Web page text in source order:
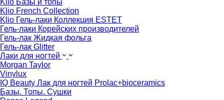
Klio Базы и топы
Klio French Collection
Klio Гель-лаки Коллекция ESTET
Гель-лаки Корейских производителей
Гель-лак Жидкая фольга
Гель-лак Glitter
Лаки для ногтей
Morgan Taylor
Vinylux
IQ Beauty Лак для ногтей Prolac+bioceramics
Базы. Топы. Сушки